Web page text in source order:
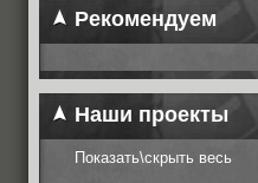
Рекомендуем
Наши проекты
Показать\скрыть весь